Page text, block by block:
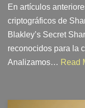
En artículos
criptográficos de
Blakley’s Secret
reconocidos para la
Analizamos… Read